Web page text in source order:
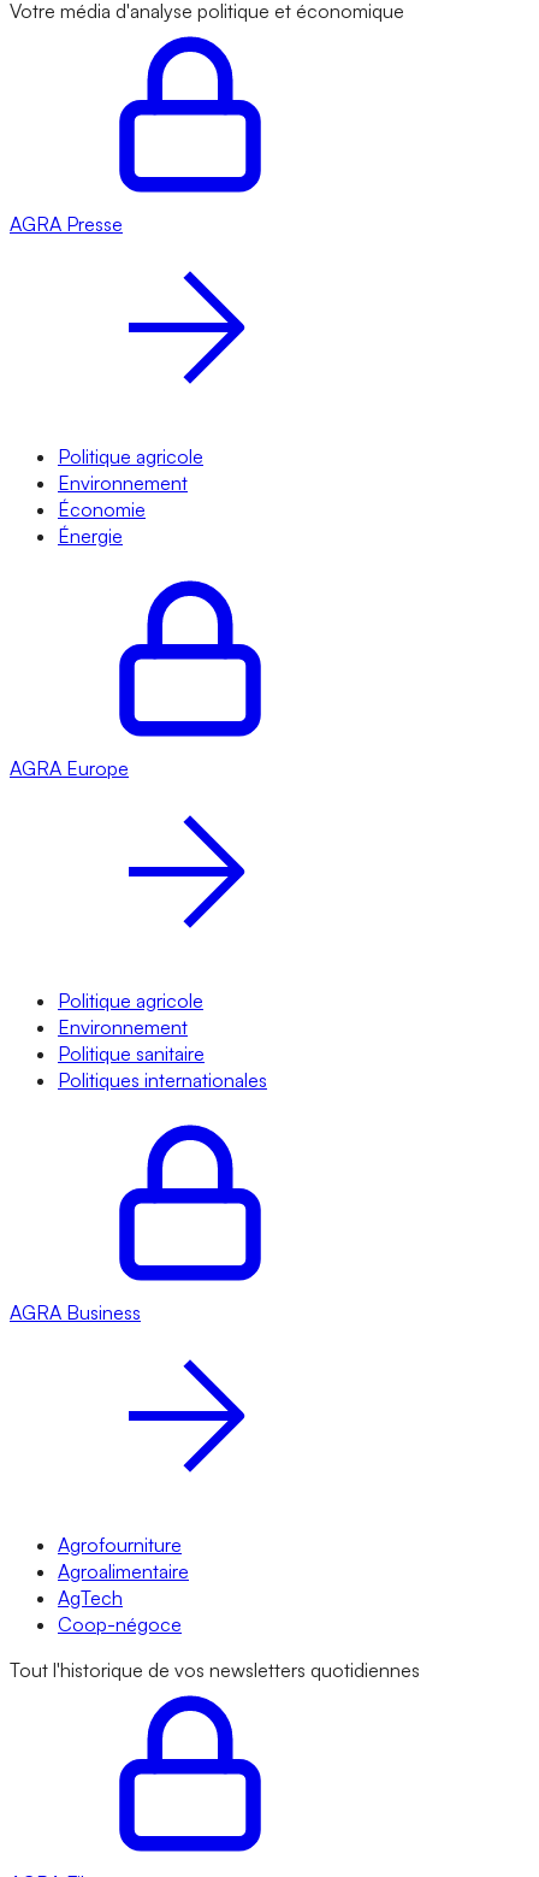
Votre média d'analyse politique et économique
AGRA Presse
Politique agricole
Environnement
Économie
Énergie
AGRA Europe
Politique agricole
Environnement
Politique sanitaire
Politiques internationales
AGRA Business
Agrofourniture
Agroalimentaire
AgTech
Coop-négoce
Tout l'historique de vos newsletters quotidiennes